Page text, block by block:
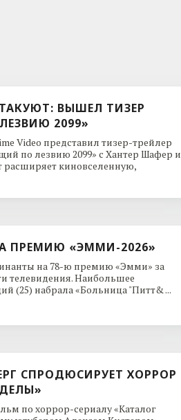
ВЫШЕЛ ТИЗЕР
2099»
Video представил тизер-трейлер
по лезвию 2099» с Хантер Шафер и
киновселенную,
ПРЕМИЮ «ЭММИ-2026»
на 78-ю премию «Эмми» за
телевидения. Наибольшее
(25) набрала «Больница "Питт& ...
СПРОДЮСИРУЕТ ХОРРОР
по хоррор-сериалу «Каталог